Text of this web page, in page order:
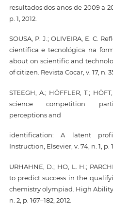
resultados dos anos de 2009 a
p. 1, 2012.
SOUSA, P. J.; OLIVEIRA, E. C.
científica e tecnológica na
about on scientific and
of citizen. Revista Cocar, v. 17, n.
STEEGH, A.; HÖFFLER, T.;
science competition
perceptions and
identification: A latent
Instruction, Elsevier, v. 74, n. 1, p.
URHAHNE, D.; HO, L. H.;
to predict success in the
chemistry olympiad. High Ability
n. 2, p. 167–182, 2012.